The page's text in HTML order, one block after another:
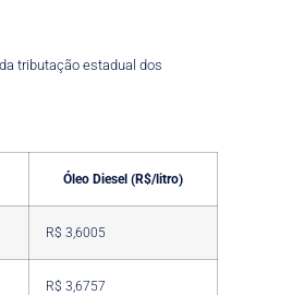
tributação estadual dos
Óleo Diesel (R$/litro)
R$ 3,6005
R$ 3,6757